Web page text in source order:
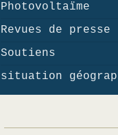
Photovoltaïme
Revues de presse
Soutiens
situation